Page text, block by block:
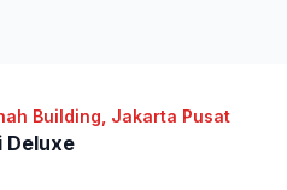
Building, Jakarta Pusat
Deluxe